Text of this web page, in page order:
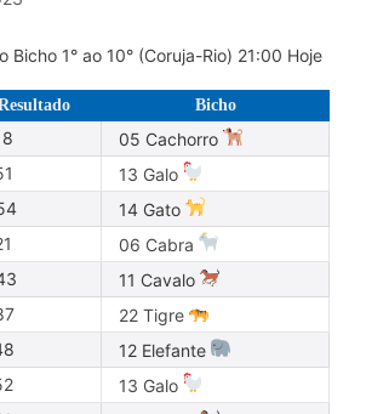
Bicho 1° ao 10° (Coruja-Rio) 21:00 Hoje
Bicho
05 Cachorro
13 Galo
14 Gato
06 Cabra
11 Cavalo
22 Tigre
12 Elefante
13 Galo